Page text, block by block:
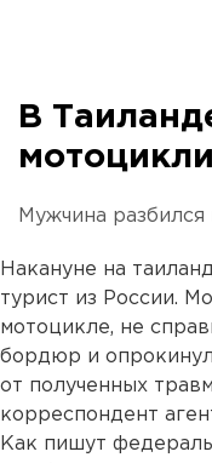
В
Мужчина разбился
Накануне на
турист из России.
мотоцикле, не
бордюр и
от полученных
корреспондент
Как пишут